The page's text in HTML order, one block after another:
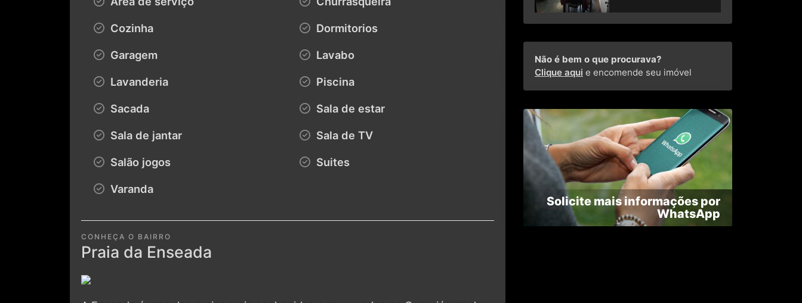
Dormitorios
Lavanderia
Salão jogos
Varanda
CONHEÇA O BAIRRO
Praia da Enseada
A Enseada é uma das praias mais conhecidas e procuradas no Guarujá, um dos
Não é bem o que procurava?
Clique aqui e encomende seu imóvel
Solicite mais informações por
WhatsApp